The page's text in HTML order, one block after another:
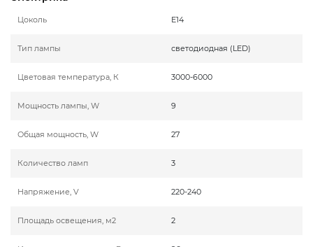
Цоколь E14
Тип лампы светодиодная (LED)
Цветовая температура, К 3000-6000
Мощность лампы, W 9
Общая мощность, W 27
Количество ламп 3
Напряжение, V 220-240
Площадь освещения, м2 2